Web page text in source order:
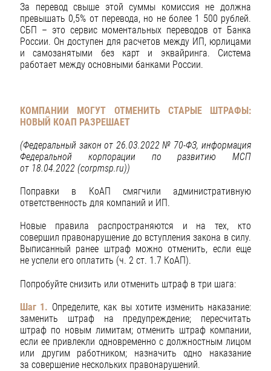
За перевод свыше этой суммы комиссия не должна
превышать 0,5% от перевода, но не более 1 500 рублей.
СБП – это сервис моментальных переводов от Банка
России. Он доступен для расчетов между ИП, юрлицами
и самозанятыми без карт и эквайринга. Система
работает между основными банками России.
КОМПАНИИ МОГУТ ОТМЕНИТЬ СТАРЫЕ ШТРАФЫ:
НОВЫЙ КОАП РАЗРЕШАЕТ
(Федеральный закон от 26.03.2022 № 70-ФЗ, информация
Федеральной корпорации по развитию МСП
от 18.04.2022 (corpmsp.ru))
Поправки в КоАП смягчили административную
ответственность для компаний и ИП.
Новые правила распространяются и на тех, кто
совершил правонарушение до вступления закона в силу.
Выписанный ранее штраф можно отменить, если еще
не успели его оплатить (ч. 2 ст. 1.7 КоАП).
Попробуйте снизить или отменить штраф в три шага:
Шаг 1. Определите, как вы хотите изменить наказание:
заменить штраф на предупреждение; пересчитать
штраф по новым лимитам; отменить штраф компании,
если ее привлекли одновременно с должностным лицом
или другим работником; назначить одно наказание
за совершение нескольких правонарушений.